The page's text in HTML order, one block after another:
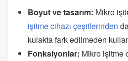
Boyut ve tasarım: Mikro
işitme cihazı çeşitlerinden
kulakta fark edilmeden
Fonksiyonlar: Mikro işitme